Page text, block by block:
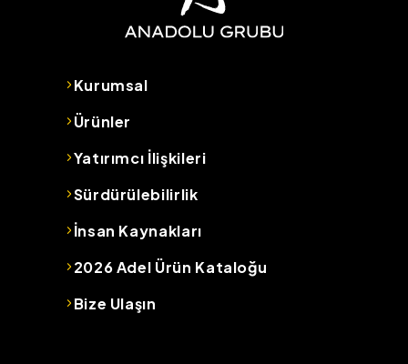
Kurumsal
Ürünler
Yatırımcı İlişkileri
Sürdürülebilirlik
İnsan Kaynakları
2026 Adel Ürün Kataloğu
Bize Ulaşın